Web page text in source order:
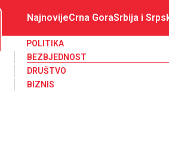
NajnovijeCrna GoraSrbija i
POLITIKA
BEZBJEDNOST
DRUŠTVO
BIZNIS